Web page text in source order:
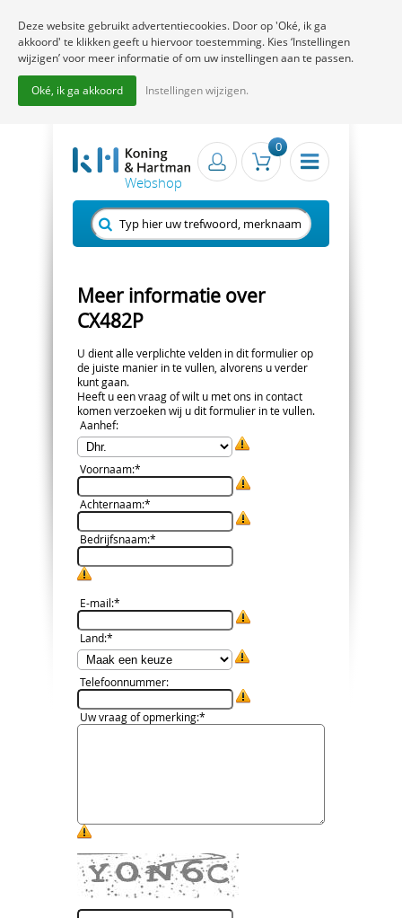
0
Meer informatie over
CX482P
U dient alle verplichte velden in dit formulier op
de juiste manier in te vullen, alvorens u verder
kunt gaan.
Heeft u een vraag of wilt u met ons in contact
komen verzoeken wij u dit formulier in te vullen.
Aanhef:
Voornaam:*
Achternaam:*
Bedrijfsnaam:*
E-mail:*
Land:*
Telefoonnummer:
Uw vraag of opmerking:*
Deze website gebruikt advertentiecookies. Door op 'Oké, ik ga
akkoord' te klikken geeft u hiervoor toestemming. Kies ‘Instellingen
wijzigen’ voor meer informatie of om uw instellingen aan te passen.
Oké, ik ga akkoord Instellingen wijzigen.